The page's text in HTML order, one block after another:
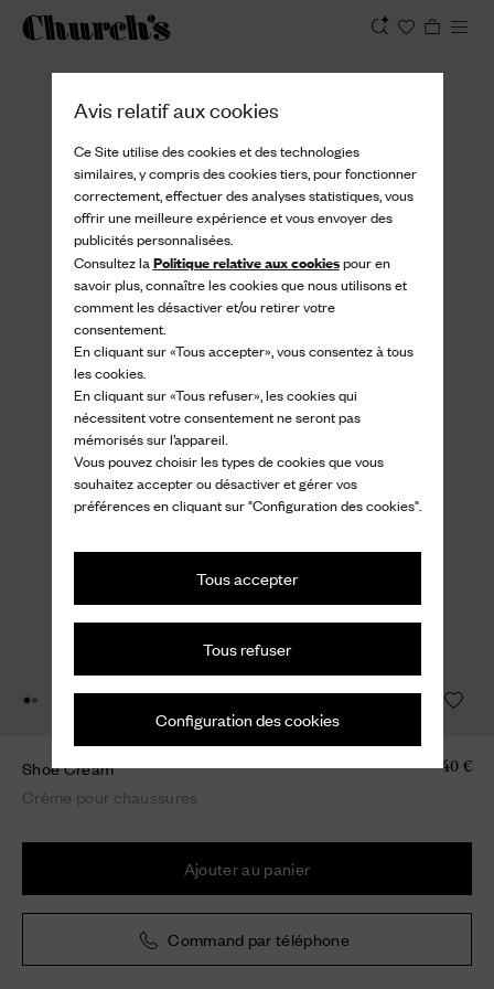
Avis relatif aux cookies
Ce Site utilise des cookies et des technologies
similaires, y compris des cookies tiers, pour fonctionner
correctement, effectuer des analyses statistiques, vous
offrir une meilleure expérience et vous envoyer des
publicités personnalisées.
Consultez la Politique relative aux cookiespour en
savoir plus, connaître les cookies que nous utilisons et
comment les désactiver et/ou retirer votre
consentement.
En cliquant sur «Tous accepter», vous consentez à tous
les cookies.
En cliquant sur «Tous refuser», les cookies qui
nécessitent votre consentement ne seront pas
mémorisés sur l’appareil.
Vous pouvez choisir les types de cookies que vous
souhaitez accepter ou désactiver et gérer vos
préférences en cliquant sur "Configuration des cookies".
Tous accepter
Tous refuser
Configuration des cookies
Shoe Cream
Crème pour chaussures
40 €
Ajouter au panier
Command par téléphone
Afficher